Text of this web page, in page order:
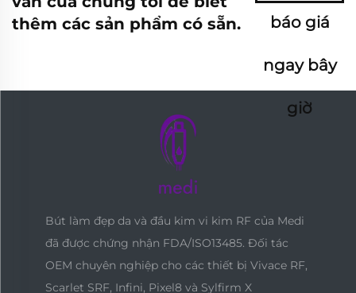
thêm các sản phẩm có sẵn.
báo giá
ngay bây
giờ
Bút làm đẹp da và đầu kim vi kim RF của Medi
đã được chứng nhận FDA/ISO13485. Đối tác
OEM chuyên nghiệp cho các thiết bị Vivace RF,
Scarlet SRF, Infini, Pixel8 và Sylfirm X